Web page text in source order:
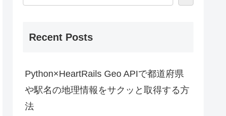
Recent Posts
Python×HeartRails Geo APIで都道府県
や駅名の地理情報をサクッと取得する方
法